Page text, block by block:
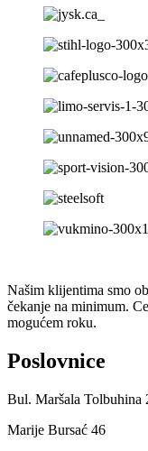
Našim klijentima smo
čekanje na minimum.
mogućem roku.
Poslovnice
Bul. Maršala Tolbuhina
Marije Bursać 46